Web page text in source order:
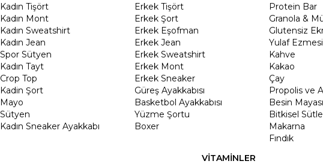
Kadın Tişört
Kadın Mont
Kadın Sweatshirt
Kadın Jean
Spor Sütyen
Kadın Tayt
Crop Top
Kadin Şort
Mayo
Sütyen
Kadın Sneaker Ayakkabı
Erkek Tişört
Erkek Şort
Erkek Eşofman
Erkek Jean
Erkek Sweatshirt
Erkek Mont
Erkek Sneaker
Güreş Ayakkabısı
Basketbol Ayakkabısı
Yüzme Şortu
Boxer
Protein Bar
Granola &
Glutensiz
Yulaf Ezmesi
Kahve
Kakao
Çay
Propolis ve
Besin Mayası
Bitkisel
Makarna
Fındık
VİTAMİNLER